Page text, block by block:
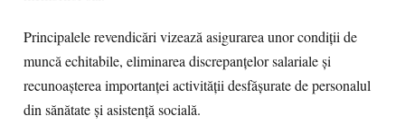
Principalele revendicări vizează asigurarea unor condiții de
muncă echitabile, eliminarea discrepanțelor salariale și
recunoașterea importanței activității desfășurate de personalul
din sănătate și asistență socială.